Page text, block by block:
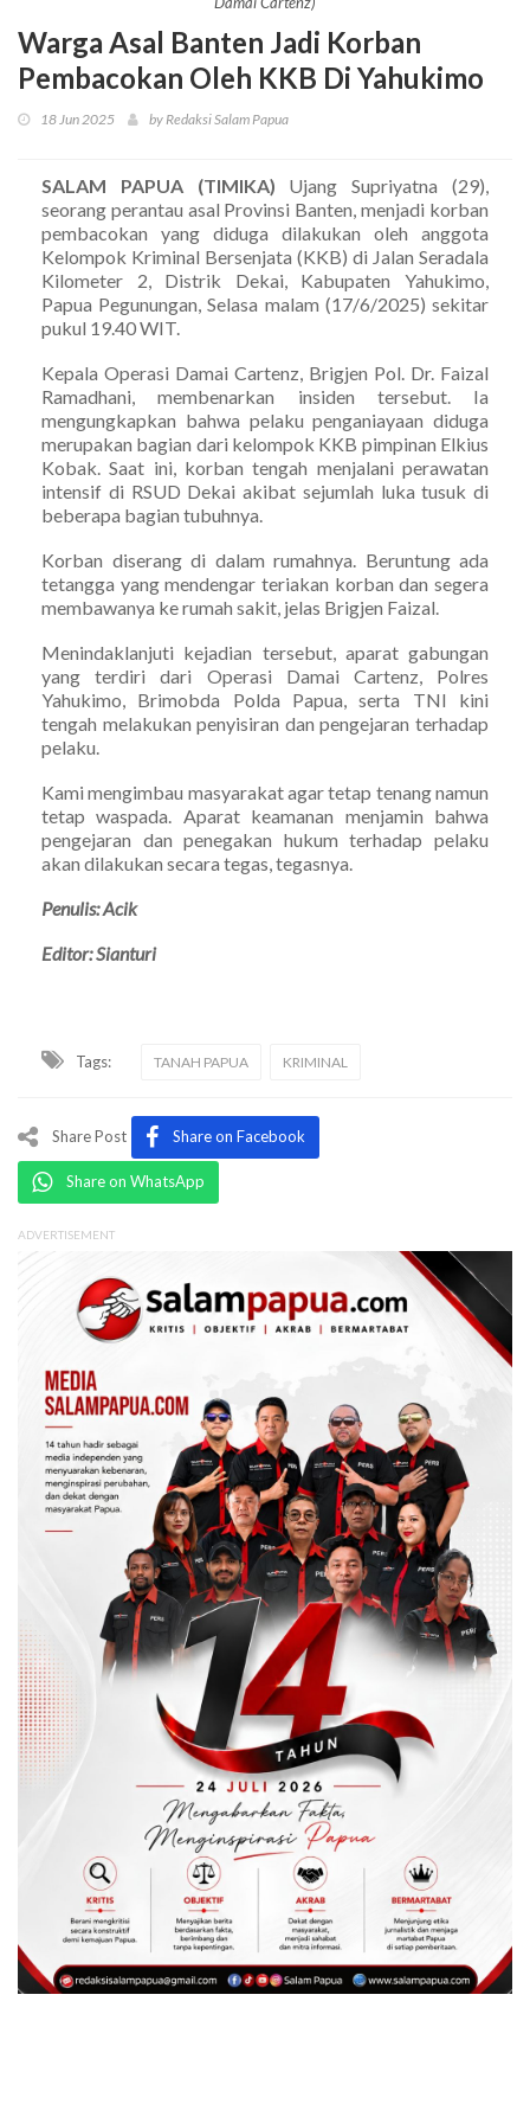
Warga Asal Banten Jadi Korban
Pembacokan Oleh KKB Di Yahukimo
18 Jun 2025 by Redaksi Salam Papua
SALAM PAPUA (TIMIKA) Ujang Supriyatna (29),
seorang perantau asal Provinsi Banten, menjadi korban
pembacokan yang diduga dilakukan oleh anggota
Kelompok Kriminal Bersenjata (KKB) di Jalan Seradala
Kilometer 2, Distrik Dekai, Kabupaten Yahukimo,
Papua Pegunungan, Selasa malam (17/6/2025) sekitar
pukul 19.40 WIT.
Kepala Operasi Damai Cartenz, Brigjen Pol. Dr. Faizal
Ramadhani, membenarkan insiden tersebut. Ia
mengungkapkan bahwa pelaku penganiayaan diduga
merupakan bagian dari kelompok KKB pimpinan Elkius
Kobak. Saat ini, korban tengah menjalani perawatan
intensif di RSUD Dekai akibat sejumlah luka tusuk di
beberapa bagian tubuhnya.
Korban diserang di dalam rumahnya. Beruntung ada
tetangga yang mendengar teriakan korban dan segera
membawanya ke rumah sakit, jelas Brigjen Faizal.
Menindaklanjuti kejadian tersebut, aparat gabungan
yang terdiri dari Operasi Damai Cartenz, Polres
Yahukimo, Brimobda Polda Papua, serta TNI kini
tengah melakukan penyisiran dan pengejaran terhadap
pelaku.
Kami mengimbau masyarakat agar tetap tenang namun
tetap waspada. Aparat keamanan menjamin bahwa
pengejaran dan penegakan hukum terhadap pelaku
akan dilakukan secara tegas, tegasnya.
Penulis: Acik
Editor: Sianturi
Tags: TANAH PAPUA KRIMINAL
Share Post Share on Facebook
Share on WhatsApp
ADVERTISEMENT